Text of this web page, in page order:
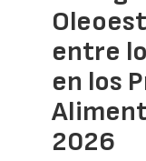
entre
en los
2026